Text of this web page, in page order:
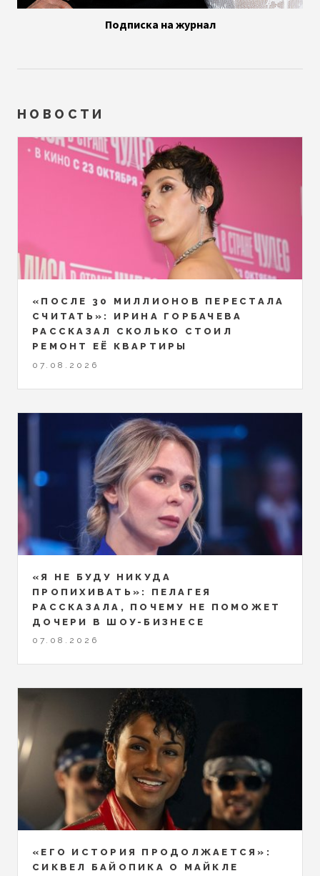
Подписка на журнал
НОВОСТИ
«ПОСЛЕ 30 МИЛЛИОНОВ ПЕРЕСТАЛА
СЧИТАТЬ»: ИРИНА ГОРБАЧЕВА
РАССКАЗАЛ СКОЛЬКО СТОИЛ
РЕМОНТ ЕЁ КВАРТИРЫ
07.08.2026
«Я НЕ БУДУ НИКУДА
ПРОПИХИВАТЬ»: ПЕЛАГЕЯ
РАССКАЗАЛА, ПОЧЕМУ НЕ ПОМОЖЕТ
ДОЧЕРИ В ШОУ-БИЗНЕСЕ
07.08.2026
«ЕГО ИСТОРИЯ ПРОДОЛЖАЕТСЯ»:
СИКВЕЛ БАЙОПИКА О МАЙКЛЕ